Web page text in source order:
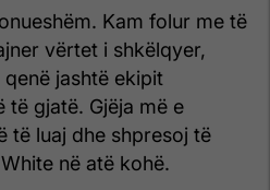
Kam folur me të
vërtet i shkëlqyer,
jashtë ekipit
të gjatë. Gjëja më e
të luaj dhe shpresoj të
në atë kohë.